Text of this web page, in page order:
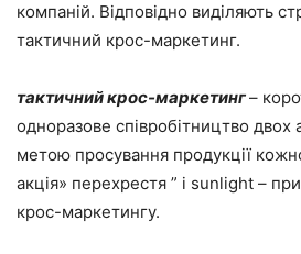
компаній. Відповідно виділяють
тактичний крос-маркетинг.
тактичний крос-маркетинг–
одноразове співробітництво двох
метою просування продукції
акція» перехрестя ” і sunlight –
крос-маркетингу.